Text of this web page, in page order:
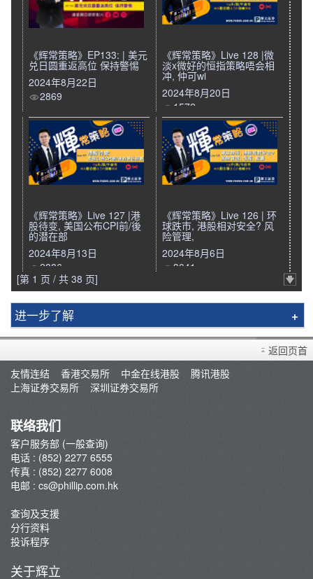
《辉常策略》EP133: | 美元
兑日圆重返高位 保持警惕
2024年8月22日
2869
《辉常策略》Live 128 |微
淡x微好的恒指策略唔会相
冲, 仲可wi
2024年8月20日
1572
《辉常策略》Live 127 |港
股待变, 美国公布CPI前/後
的潜在部
2024年8月13日
2886
《辉常策略》Live 126 | 环
球跌市, 港股相对安全? 风
险管理,
2024年8月6日
3041
[第 1 页 / 共 38 页]
进一步了解
辉立简介
分行资料
招聘人才
辉立通讯
新聞稿
返回页首
友情连结
香港交易所 中金在线港股
腾讯港股
上海证券交易所
深圳证券交易所
联络我们
客户服务部 (一般查询)
电话 : (852) 2277 6555
传真 : (852) 2277 6008
电邮 : cs@phillip.com.hk
查询及支援
分行资料
投诉程序
关于辉立